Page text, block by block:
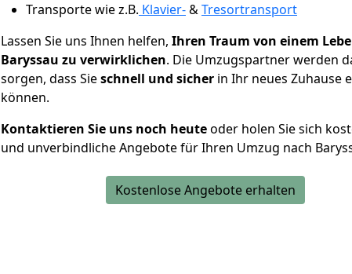
Transporte wie z.B. Klavier-&Tresortransport
Lassen Sie uns Ihnen helfen, Ihren Traum von einem
Baryssau zu verwirklichen. Die Umzugspartner werden
sorgen, dass Sieschnell und sicher in Ihr neues Zuhause
können.
Kontaktieren Sie uns noch heuteoder holen Sie sich
und unverbindliche Angebote für Ihren Umzug nach
Kostenlose Angebote erhalten